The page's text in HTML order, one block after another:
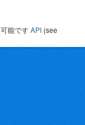
能ですAPI (see